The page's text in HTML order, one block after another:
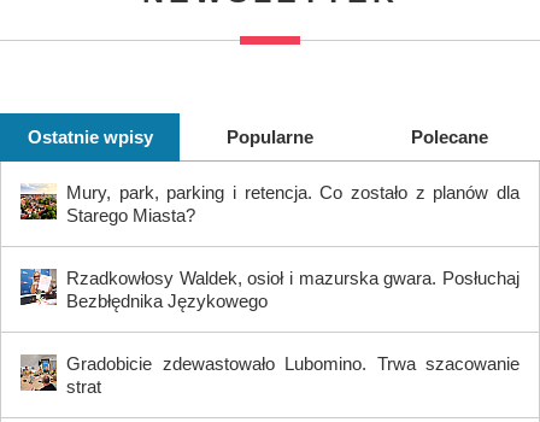
Ostatnie wpisy Popularne Polecane
Mury, park, parking i retencja. Co zostało z planów dla
Starego Miasta?
Rzadkowłosy Waldek, osioł i mazurska gwara. Posłuchaj
Bezbłędnika Językowego
Gradobicie zdewastowało Lubomino. Trwa szacowanie
strat